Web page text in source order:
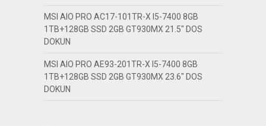
MSI AIO PRO AC17-101TR-X I5-7400 8GB
1TB+128GB SSD 2GB GT930MX 21.5″ DOS
DOKUN
MSI AIO PRO AE93-201TR-X I5-7400 8GB
1TB+128GB SSD 2GB GT930MX 23.6″ DOS
DOKUN